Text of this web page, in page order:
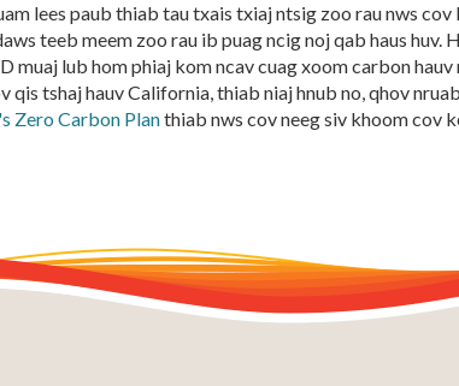
lees paub thiab tau txais txiaj ntsig zoo rau nws
teeb meem zoo rau ib puag ncig noj qab haus huv.
lub hom phiaj kom ncav cuag xoom carbon hauv
tshaj hauv California, thiab niaj hnub no, qhov
Zero Carbon Planthiab nws cov neeg siv khoom cov